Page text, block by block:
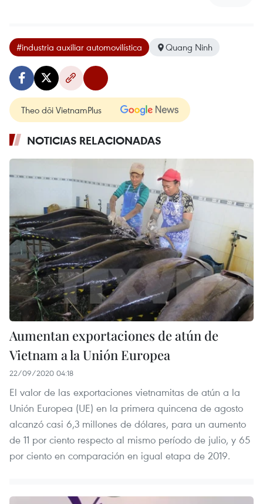
#industria auxiliar automovilística Quang Ninh
Theo dõi VietnamPlus
NOTICIAS RELACIONADAS
Aumentan exportaciones de atún de
Vietnam a la Unión Europea
22/09/2020 04:18
El valor de las exportaciones vietnamitas de atún a la
Unión Europea (UE) en la primera quincena de agosto
alcanzó casi 6,3 millones de dólares, para un aumento
de 11 por ciento respecto al mismo período de julio, y 65
por ciento en comparación en igual etapa de 2019.